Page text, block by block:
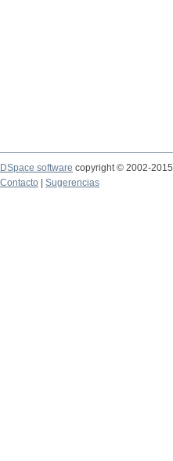
DSpace software copyright © 2002-2015
Contacto
Sugerencias